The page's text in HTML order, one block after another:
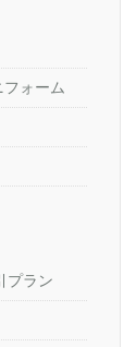
ォーム
プラン